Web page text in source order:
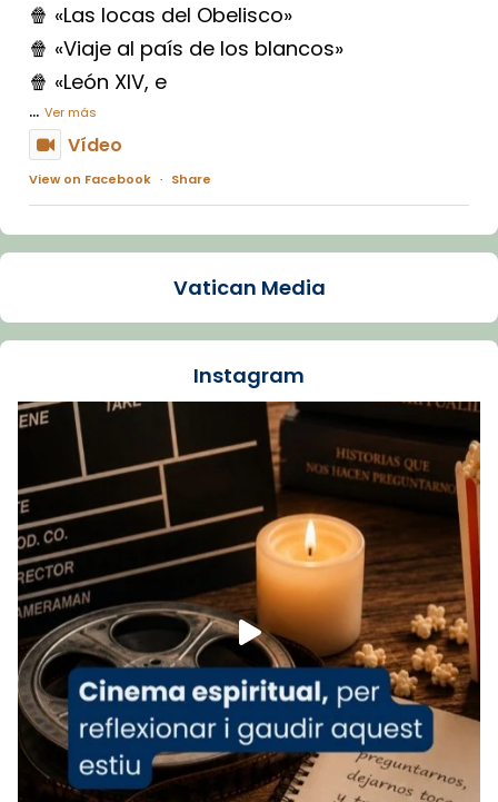
🍿 «Las locas del Obelisco»
🍿 «Viaje al país de los blancos»
🍿 «León XIV, e
... Ver más
Vídeo
View on Facebook · Share
Arquebisbat de Barcelona
La Carmina va patir depressió. Fa gairebé
dos mesos, a l'Estadi Lluís Companys, la
Recupera l'entrevista comp
Vatican
tican News 👇
www.vaticannews.va/es/iglesia/news/2026-
07/carmina-historia-depresion-papa-viaje-
espana-testimoni...
Foto
View on Facebook · Share
Arquebisbat de Barcelona
2 weeks ago
«Avui les santes Juliana i Semproniana ens
ajuden a alçar la mirada»
Vatican Media
Instagram